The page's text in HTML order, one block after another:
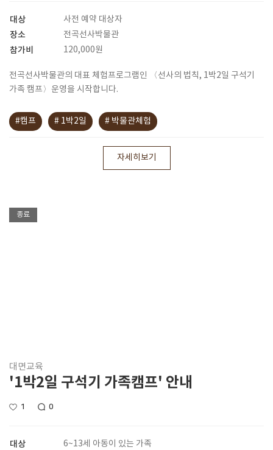
대상 사전 예약 대상자
장소 전곡선사박물관
참가비 120,000원
전곡선사박물관의 대표 체험프로그램인 〈선사의 법칙, 1박2일 구석기
가족 캠프〉운영을 시작합니다.
#캠프 # 1박2일 # 박물관체험
자세히보기
종료
대면교육
'1박2일 구석기 가족캠프' 안내
1 0
대상 6~13세 아동이 있는 가족